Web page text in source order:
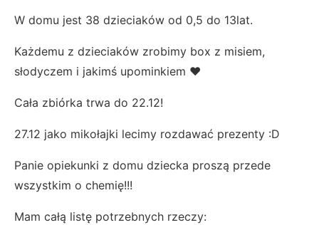
W domu jest 38 dzieciaków od 0,5 do 13lat.
Każdemu z dzieciaków zrobimy box z misiem,
słodyczem i jakimś upominkiem ❤️
Cała zbiórka trwa do 22.12!
27.12 jako mikołajki lecimy rozdawać prezenty :D
Panie opiekunki z domu dziecka proszą przede
wszystkim o chemię!!!
Mam całą listę potrzebnych rzeczy: